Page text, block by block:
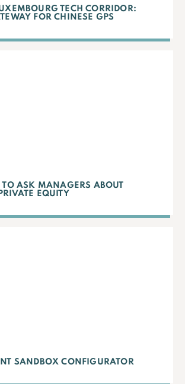
TECH CORRIDOR:
FOR CHINESE GPS
TO ASK MANAGERS ABOUT
EQUITY
SANDBOX CONFIGURATOR